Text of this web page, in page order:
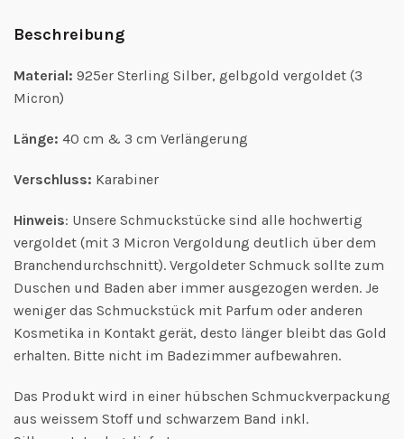
Beschreibung
Material: 925er Sterling Silber, gelbgold vergoldet (3
Micron)
Länge: 40 cm & 3 cm Verlängerung
Verschluss: Karabiner
Hinweis: Unsere Schmuckstücke sind alle hochwertig
vergoldet (mit 3 Micron Vergoldung deutlich über dem
Branchendurchschnitt). Vergoldeter Schmuck sollte zum
Duschen und Baden aber immer ausgezogen werden. Je
weniger das Schmuckstück mit Parfum oder anderen
Kosmetika in Kontakt gerät, desto länger bleibt das Gold
erhalten. Bitte nicht im Badezimmer aufbewahren.
Das Produkt wird in einer hübschen Schmuckverpackung
aus weissem Stoff und schwarzem Band inkl.